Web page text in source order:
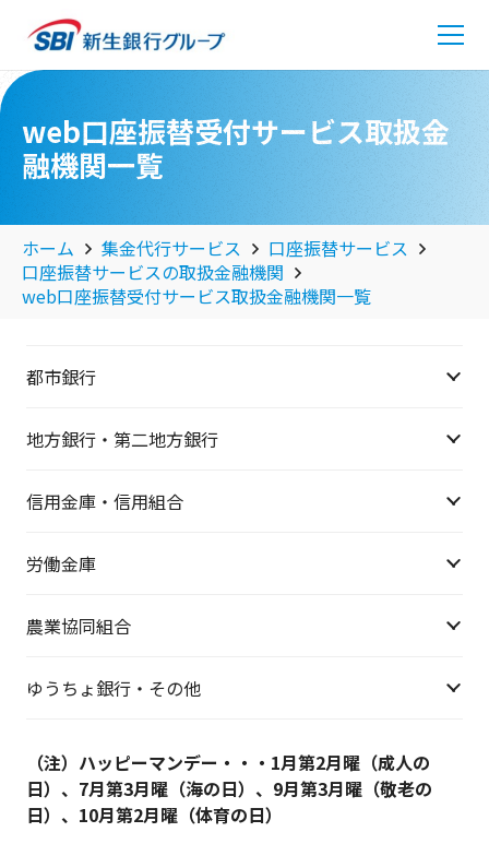
web口座振替受付サービス取扱金
融機関一覧
ホーム 集金代行サービス
口座振替サービス
口座振替サービスの取扱金融機関
web口座振替受付サービス取扱金融機関一覧
都市銀行
地方銀行・第二地方銀行
信用金庫・信用組合
労働金庫
農業協同組合
ゆうちょ銀行・その他
（注）ハッピーマンデー・・・1月第2月曜（成人の
日）、7月第3月曜（海の日）、9月第3月曜（敬老の
日）、10月第2月曜（体育の日）